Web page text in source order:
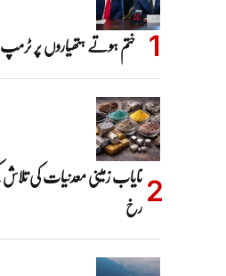
ختم ہوتے ہتھیاروں پر ٹرمپ
نایاب زمینی معدنیات کی تلاش
رخ